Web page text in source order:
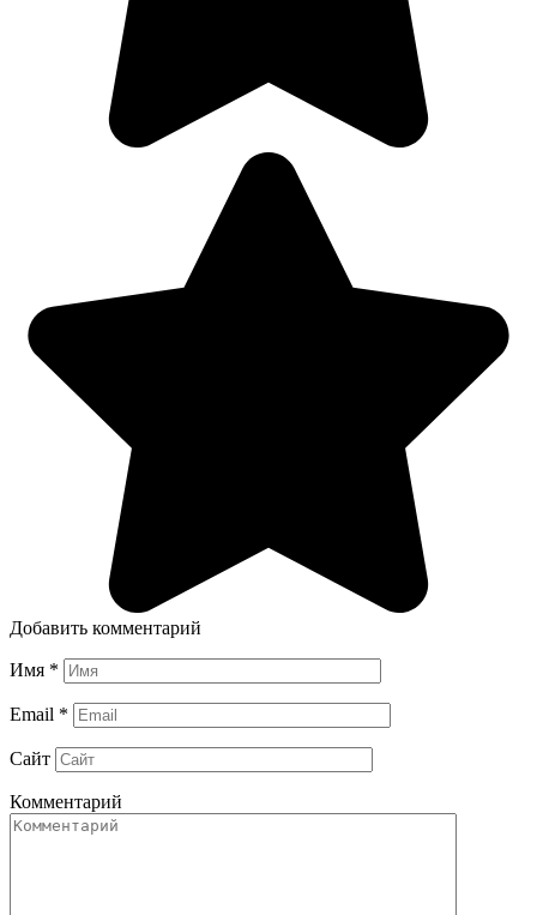
Добавить комментарий
Имя *
Email *
Сайт
Комментарий